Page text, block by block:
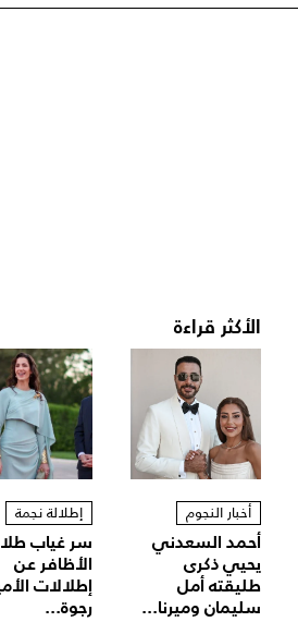
الأكثر قراءة
أخبار النجوم
أحمد السعدني
يحيي ذكرى
طليقته أمل
سليمان وميرنا...
إطلالة نجمة
سر غياب
الأظافر عن
إطلالات
رجوة...